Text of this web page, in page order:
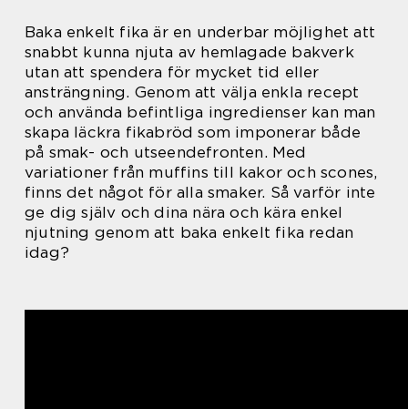
Baka enkelt fika är en underbar möjlighet att
snabbt kunna njuta av hemlagade bakverk
utan att spendera för mycket tid eller
ansträngning. Genom att välja enkla recept
och använda befintliga ingredienser kan man
skapa läckra fikabröd som imponerar både
på smak- och utseendefronten. Med
variationer från muffins till kakor och scones,
finns det något för alla smaker. Så varför inte
ge dig själv och dina nära och kära enkel
njutning genom att baka enkelt fika redan
idag?